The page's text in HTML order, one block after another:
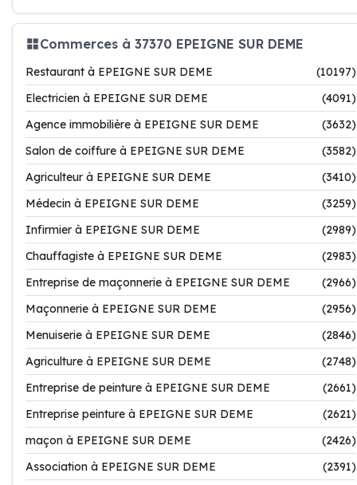
Commerces à 37370 EPEIGNE SUR DEME
Restaurant à EPEIGNE SUR DEME
(10197)
Electricien à EPEIGNE SUR DEME
(4091)
Agence immobilière à EPEIGNE SUR DEME
(3632)
Salon de coiffure à EPEIGNE SUR DEME
(3582)
Agriculteur à EPEIGNE SUR DEME
(3410)
Médecin à EPEIGNE SUR DEME
(3259)
Infirmier à EPEIGNE SUR DEME
(2989)
Chauffagiste à EPEIGNE SUR DEME
(2983)
Entreprise de maçonnerie à EPEIGNE SUR DEME
(2966)
Maçonnerie à EPEIGNE SUR DEME
(2956)
Menuiserie à EPEIGNE SUR DEME
(2846)
Agriculture à EPEIGNE SUR DEME
(2748)
Entreprise de peinture à EPEIGNE SUR DEME
(2661)
Entreprise peinture à EPEIGNE SUR DEME
(2621)
maçon à EPEIGNE SUR DEME
(2426)
Association à EPEIGNE SUR DEME
(2391)